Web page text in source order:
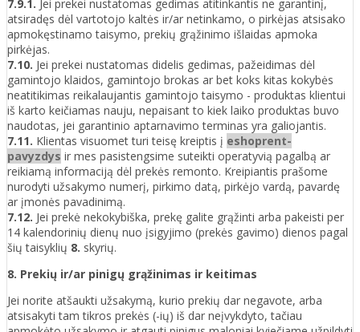
7.9.1. Jei prekei nustatomas gedimas atitinkantis ne garantinį,
atsiradęs dėl vartotojo kaltės ir/ar netinkamo, o pirkėjas atsisako
apmokęstinamo taisymo, prekių grąžinimo išlaidas apmoka
pirkėjas.
7.10. Jei prekei nustatomas didelis gedimas, pažeidimas dėl
gamintojo klaidos, gamintojo brokas ar bet koks kitas kokybės
neatitikimas reikalaujantis gamintojo taisymo - produktas klientui
iš karto keičiamas nauju, nepaisant to kiek laiko produktas buvo
naudotas, jei garantinio aptarnavimo terminas yra galiojantis.
7.11. Klientas visuomet turi teisę kreiptis į eshoprent-
pavyzdys ir mes pasistengsime suteikti operatyvią pagalbą ar
reikiamą informaciją dėl prekės remonto. Kreipiantis prašome
nurodyti užsakymo numerį, pirkimo datą, pirkėjo vardą, pavardę
ar įmonės pavadinimą.
7.12. Jei prekė nekokybiška, prekę galite grąžinti arba pakeisti per
14 kalendorinių dienų nuo įsigyjimo (prekės gavimo) dienos pagal
šių taisyklių 8. skyrių.
8. Prekių ir/ar pinigų grąžinimas ir keitimas
Jei norite atšaukti užsakymą, kurio prekių dar negavote, arba
atsisakyti tam tikros prekės (-ių) iš dar neįvykdyto, tačiau